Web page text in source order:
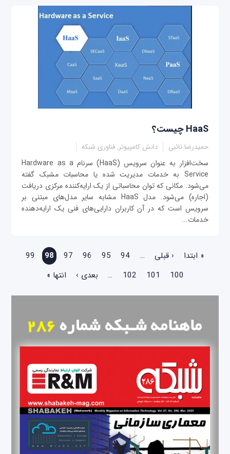
HaaS چیست؟
حمیدرضا تائبی دانش کامپیوتر, فناوری شبکه
سخت‌افزار به عنوان سرویس (HaaS) سرنام Hardware as a
Service به خدمات مدیریت شده یا محاسبات مشبک گفته
می‌شود. مکانی که توان محاسباتی از یک ارایه‌کننده مرکزی دریافت
(اجاره) می‌شود. مدل HaaS مشابه سایر مدل‌های مبتنی بر
سرویس است که در آن کاربران دارایی‌های فنی یک ارایه‌دهنده
خدمات...
صفحه‌ها
« ابتدا ‹ قبلی …
94
95
96
97
98
99
100
101
102
… بعدی › انتها »